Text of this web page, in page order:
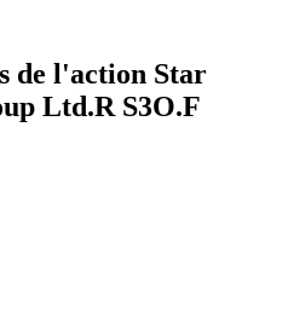
de l'action Star
Ltd.R S3O.F